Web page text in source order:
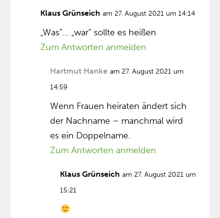
Klaus Grünseich am 27. August 2021 um 14:14
„Was”… „war” sollte es heißen
Zum Antworten anmelden
Hartmut Hanke am 27. August 2021 um
14:59
Wenn Frauen heiraten ändert sich
der Nachname – manchmal wird
es ein Doppelname.
Zum Antworten anmelden
Klaus Grünseich am 27. August 2021 um
15:21